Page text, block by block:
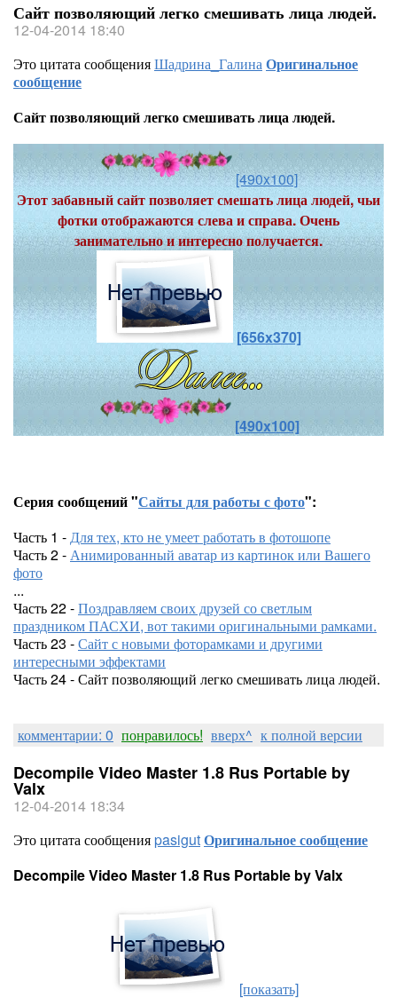
Сайт позволяющий легко смешивать лица людей.
12-04-2014 18:40
Это цитата сообщенияШадрина_ГалинаОригинальное
сообщение
Сайт позволяющий легко смешивать лица людей.
[490x100]
Этот забавный сайт позволяет смешать лица людей, чьи
фотки отображаются слева и справа. Очень
занимательно и интересно получается.
[656x370]
[490x100]
Серия сообщений "Сайты для работы с фото":
Часть 1 -Для тех, кто не умеет работать в фотошопе
Часть 2 -Анимированный аватар из картинок или Вашего
фото
...
Часть 22 -Поздравляем своих друзей со светлым
праздником ПАСХИ, вот такими оригинальными рамками.
Часть 23 -Сайт с новыми фоторамками и другими
интересными эффектами
Часть 24 - Сайт позволяющий легко смешивать лица людей.
комментарии: 0 понравилось! вверх^ к полной версии
Decompile Video Master 1.8 Rus Portable by
Valx
12-04-2014 18:34
Это цитата сообщенияpasigutОригинальное сообщение
Decompile Video Master 1.8 Rus Portable by Valx
[показать]